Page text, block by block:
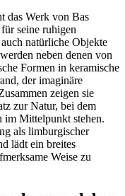
das Werk von Bas
seine ruhigen
natürliche Objekte
neben denen von
Formen in keramische
der imaginäre
zeigen sie
zur Natur, bei dem
Mittelpunkt stehen.
als limburgischer
lädt ein breites
Weise zu